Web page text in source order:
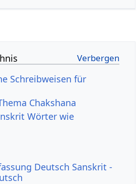
Schreibweisen für
Chakshana
Wörter wie
Deutsch Sanskrit -